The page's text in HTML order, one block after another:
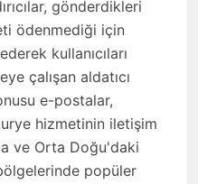
gönderdikleri
ödenmediği için
kullanıcıları
çalışan aldatıcı
e-postalar,
hizmetinin iletişim
ve Orta Doğu'daki
popüler